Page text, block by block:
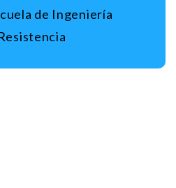
de Ingeniería